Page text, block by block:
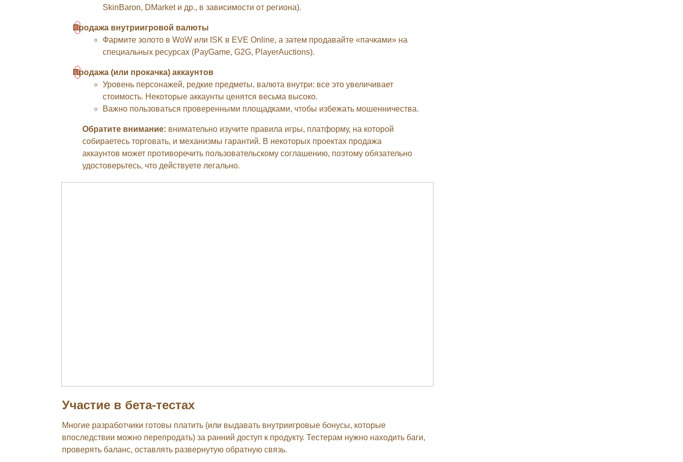
SkinBaron, DMarket и др., в зависимости от региона).
Продажа внутриигровой валюты
Фармите золото в WoW или ISK в EVE Online, а затем продавайте «пачками» на
специальных ресурсах (PayGame, G2G, PlayerAuctions).
Продажа (или прокачка) аккаунтов
Уровень персонажей, редкие предметы, валюта внутри: все это увеличивает
стоимость. Некоторые аккаунты ценятся весьма высоко.
Важно пользоваться проверенными площадками, чтобы избежать мошенничества.
Обратите внимание: внимательно изучите правила игры, платформу, на которой
собираетесь торговать, и механизмы гарантий. В некоторых проектах продажа
аккаунтов может противоречить пользовательскому соглашению, поэтому обязательно
удостоверьтесь, что действуете легально.
Участие в бета-тестах
Многие разработчики готовы платить (или выдавать внутриигровые бонусы, которые
впоследствии можно перепродать) за ранний доступ к продукту. Тестерам нужно находить баги,
проверять баланс, оставлять развернутую обратную связь.